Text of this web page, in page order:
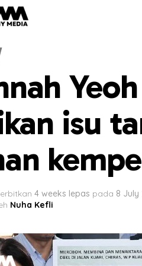
isu
4 weeks lepas pada 8 July
Nuha Kefli